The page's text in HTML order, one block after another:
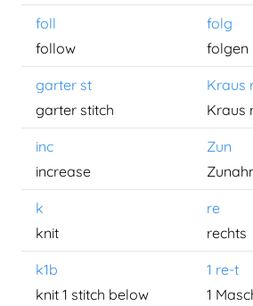
foll
folg
follow
folgen
garter st
Kraus
garter stitch
Kraus
inc
Zun
increase
k
re
knit
rechts
k1b
1 re-t
knit 1 stitch below
1